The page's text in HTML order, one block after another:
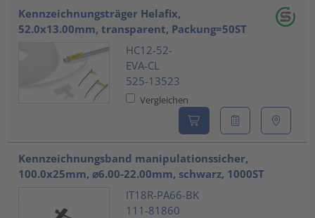
Kennzeichnungsträger Helafix,
52.0x13.00mm, transparent, Packung=50ST
HC12-52-
EVA-CL
525-13523
Vergleichen
Kennzeichnungsband manipulationssicher,
100.0x25mm, ⌀6.00-22.00mm, schwarz, 1000ST
IT18R-PA66-BK
111-81860